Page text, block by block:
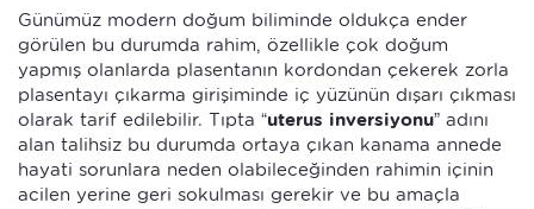
Günümüz modern doğum biliminde oldukça ender
görülen bu durumda rahim, özellikle çok doğum
yapmış olanlarda plasentanın kordondan çekerek zorla
plasentayı çıkarma girişiminde iç yüzünün dışarı çıkması
olarak tarif edilebilir. Tıpta “uterus inversiyonu” adını
alan talihsiz bu durumda ortaya çıkan kanama annede
hayati sorunlara neden olabileceğinden rahimin içinin
acilen yerine geri sokulması gerekir ve bu amaçla